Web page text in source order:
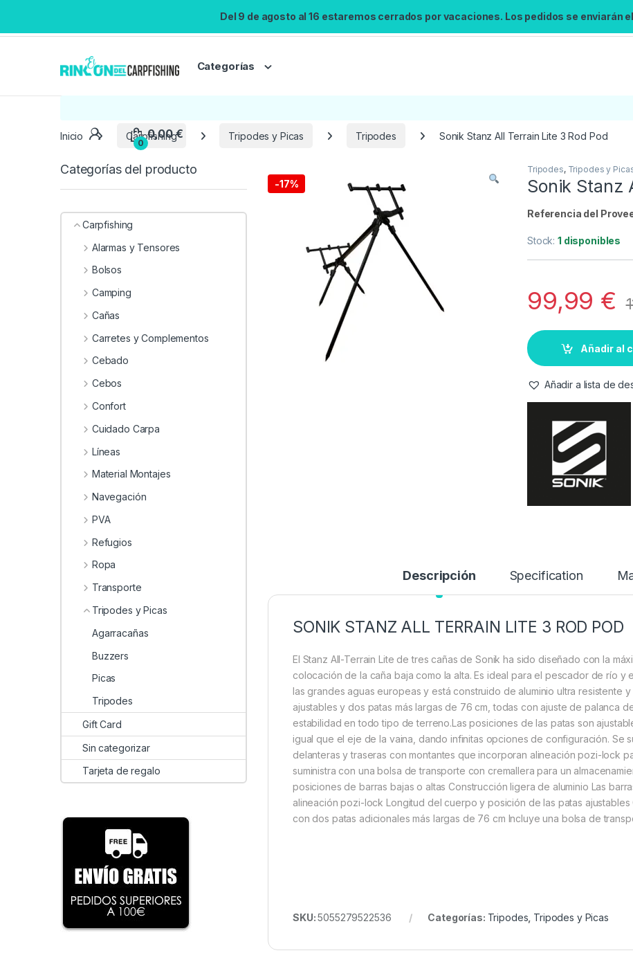
Del 9 de agosto al 16 estaremos cerrados por vacaciones. Los pedidos se enviarán el
Categorías
0
0,00€
Inicio Carpfishing Tripodes y Picas Tripodes Sonik Stanz All Terrain Lite 3 Rod Pod
-17%
Tripodes, Tripodes y
Sonik Stanz
Referencia del
Stock:1 disponibles
99,99 €
Añadir al
Añadir a lista de
Descripción Specification
SONIK STANZ ALL TERRAIN LITE 3 ROD POD
El Stanz All-Terrain Lite de tres cañas de Sonik ha sido diseñado con la
colocación de la caña baja como la alta. Es ideal para el pescador de río
las grandes aguas europeas y está construido de aluminio ultra resistente
ajustables y dos patas más largas de 76 cm, todas con ajuste de palanca
estabilidad en todo tipo de terreno.Las posiciones de las patas son
igual que el eje de la vaina, dando infinitas opciones de configuración. Se
delanteras y traseras con montantes que incorporan alineación pozi-lock
suministra con una bolsa de transporte con cremallera para un
posiciones de barras bajas o altas Construcción ligera de aluminio Las
alineación pozi-lock Longitud del cuerpo y posición de las patas ajustables
con dos patas adicionales más largas de 76 cm Incluye una bolsa de
SKU:5055279522536 Categorías: Tripodes Tripodes y Picas
Categorías del producto
Carpfishing
Alarmas y Tensores
Bolsos
Camping
Cañas
Carretes y Complementos
Cebado
Cebos
Confort
Cuidado Carpa
Líneas
Material Montajes
Navegación
PVA
Refugios
Ropa
Transporte
Tripodes y Picas
Agarracañas
Buzzers
Picas
Tripodes
Gift Card
Sin categorizar
Tarjeta de regalo